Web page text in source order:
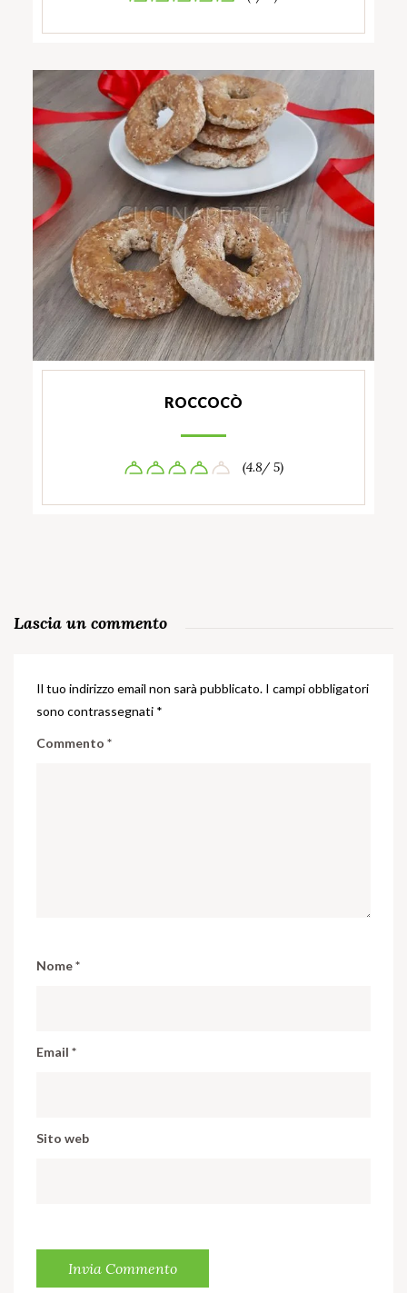
ROCCOCÒ
(4.8/ 5)
Lascia un commento
Il tuo indirizzo email non sarà pubblicato. I campi obbligatori
sono contrassegnati *
Commento *
Nome*
Email *
Sito web